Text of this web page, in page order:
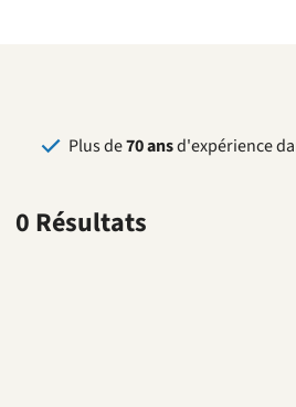
Plus de70 ansd'expérience
0 Résultats